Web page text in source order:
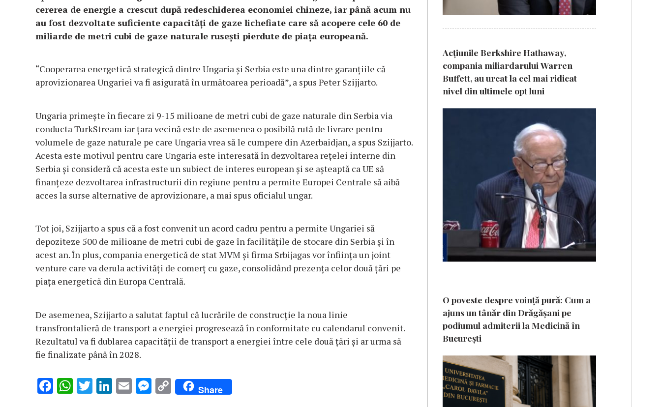
cererea de energie a crescut după redeschiderea economiei chineze, iar până acum nu
au fost dezvoltate suficiente capacităţi de gaze lichefiate care să acopere cele 60 de
miliarde de metri cubi de gaze naturale ruseşti pierdute de piaţa europeană.
“Cooperarea energetică strategică dintre Ungaria şi Serbia este una dintre garanţiile că
aprovizionarea Ungariei va fi asigurată în următoarea perioadă”, a spus Peter Szijjarto.
Ungaria primeşte în fiecare zi 9-15 milioane de metri cubi de gaze naturale din Serbia via
conducta TurkStream iar ţara vecină este de asemenea o posibilă rută de livrare pentru
volumele de gaze naturale pe care Ungaria vrea să le cumpere din Azerbaidjan, a spus Szijjarto.
Acesta este motivul pentru care Ungaria este interesată în dezvoltarea reţelei interne din
Serbia şi consideră că acesta este un subiect de interes european şi se aşteaptă ca UE să
finanţeze dezvoltarea infrastructurii din regiune pentru a permite Europei Centrale să aibă
acces la surse alternative de aprovizionare, a mai spus oficialul ungar.
Tot joi, Szijjarto a spus că a fost convenit un acord cadru pentru a permite Ungariei să
depoziteze 500 de milioane de metri cubi de gaze în facilităţile de stocare din Serbia şi în
acest an. În plus, compania energetică de stat MVM şi firma Srbijagas vor înfiinţa un joint
venture care va derula activităţi de comerţ cu gaze, consolidând prezenţa celor două ţări pe
piaţa energetică din Europa Centrală.
De asemenea, Szijjarto a salutat faptul că lucrările de construcţie la noua linie
transfrontalieră de transport a energiei progresează în conformitate cu calendarul convenit.
Rezultatul va fi dublarea capacităţii de transport a energiei între cele două ţări şi ar urma să
fie finalizate până în 2028.
F W T Li E M C
o
Share
Acțiunile Berkshire Hathaway,
compania miliardarului Warren
Buffett, au urcat la cel mai ridicat
nivel din ultimele opt luni
O poveste despre voință pură: Cum a
ajuns un tânăr din Drăgășani pe
podiumul admiterii la Medicină în
București